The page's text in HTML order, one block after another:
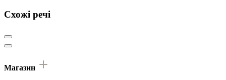
Схожі речі
Магазин